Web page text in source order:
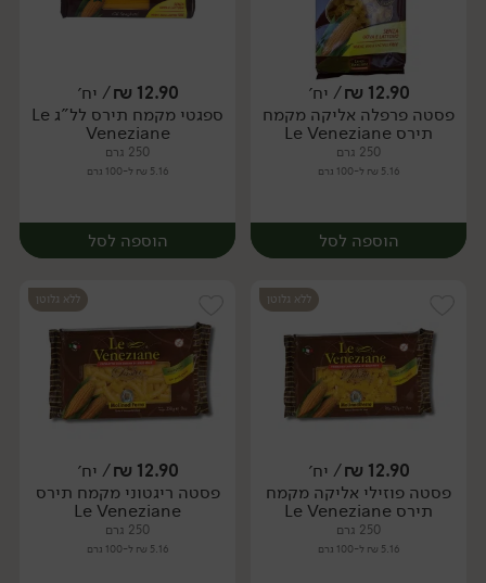
יח׳ יח׳
12.90
₪/ יח׳
פסטה פרפלה אליקה מקמח
תירס Le Veneziane
250 גרם
5.16 ₪ ל-100 גרם
הוספה לסל
יח׳
12.90
₪/ יח׳
ספגטי מקמח תירס לל"ג Le
Veneziane
250 גרם
5.16 ₪ ל-100 גרם
הוספה לסל
יח׳
ללא גלוטן
12.90
₪/ יח׳
פסטה פוזילי אליקה מקמח
תירס Le Veneziane
250 גרם
5.16 ₪ ל-100 גרם
ללא גלוטן
12.90
₪/ יח׳
פסטה ריגטוני מקמח תירס
Le Veneziane
250 גרם
5.16 ₪ ל-100 גרם